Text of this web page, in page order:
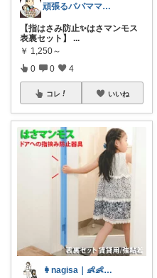
頑張るパパママ応援隊@育児・子供用品紹介
【指はさみ防止✨はさマンモス
表裏セット】 ...
￥ 1,250～
0 0 4
コレ いいね
👩nagisa｜👶👶1歳・0歳